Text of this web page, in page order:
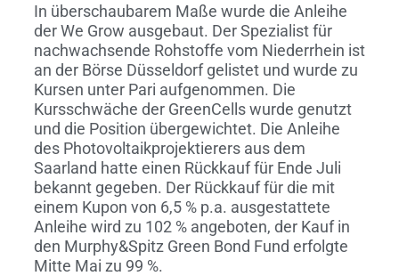
In überschaubarem Maße wurde die Anleihe
der We Grow ausgebaut. Der Spezialist für
nachwachsende Rohstoffe vom Niederrhein ist
an der Börse Düsseldorf gelistet und wurde zu
Kursen unter Pari aufgenommen. Die
Kursschwäche der GreenCells wurde genutzt
und die Position übergewichtet. Die Anleihe
des Photovoltaikprojektierers aus dem
Saarland hatte einen Rückkauf für Ende Juli
bekannt gegeben. Der Rückkauf für die mit
einem Kupon von 6,5 % p.a. ausgestattete
Anleihe wird zu 102 % angeboten, der Kauf in
den Murphy&Spitz Green Bond Fund erfolgte
Mitte Mai zu 99 %.